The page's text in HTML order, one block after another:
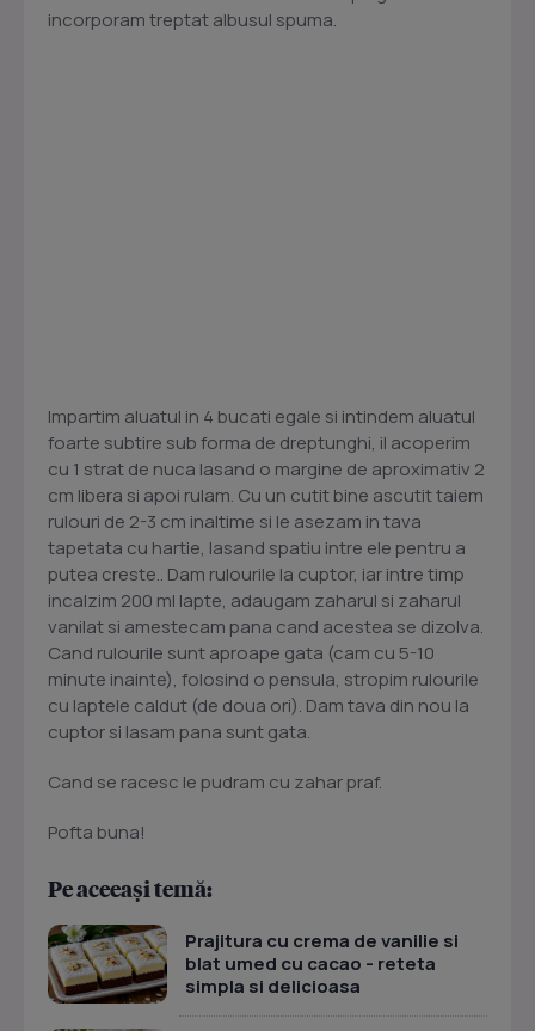
incorporam treptat albusul spuma.
Impartim aluatul in 4 bucati egale si intindem aluatul
foarte subtire sub forma de dreptunghi, il acoperim
cu 1 strat de nuca lasand o margine de aproximativ 2
cm libera si apoi rulam. Cu un cutit bine ascutit taiem
rulouri de 2-3 cm inaltime si le asezam in tava
tapetata cu hartie, lasand spatiu intre ele pentru a
putea creste.. Dam rulourile la cuptor, iar intre timp
incalzim 200 ml lapte, adaugam zaharul si zaharul
vanilat si amestecam pana cand acestea se dizolva.
Cand rulourile sunt aproape gata (cam cu 5-10
minute inainte), folosind o pensula, stropim rulourile
cu laptele caldut (de doua ori). Dam tava din nou la
cuptor si lasam pana sunt gata.
Cand se racesc le pudram cu zahar praf.
Pofta buna!
Pe aceeași temă:
Prajitura cu crema de vanilie si
blat umed cu cacao - reteta
simpla si delicioasa